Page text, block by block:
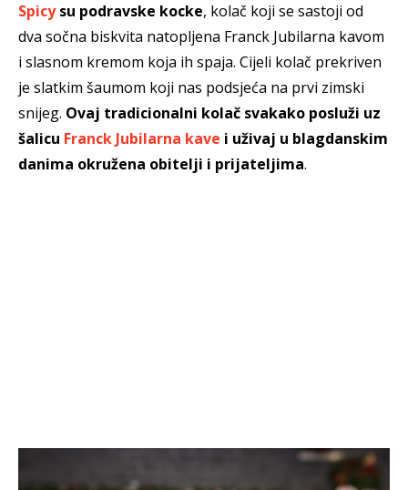
Spicysu podravske kocke, kolač koji se sastoji od
dva sočna biskvita natopljena Franck Jubilarna kavom
i slasnom kremom koja ih spaja. Cijeli kolač prekriven
je slatkim šaumom koji nas podsjeća na prvi zimski
snijeg. Ovaj tradicionalni kolač svakako posluži uz
šalicu Franck Jubilarna kave i uživaj u blagdanskim
danima okružena obitelji i prijateljima.